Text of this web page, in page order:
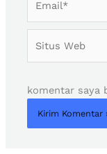
Web
komentar saya